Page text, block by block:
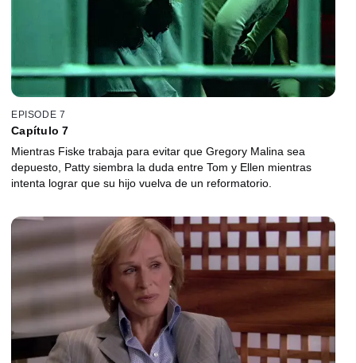
EPISODE 7
Capítulo 7
Mientras Fiske trabaja para evitar que Gregory Malina sea
depuesto, Patty siembra la duda entre Tom y Ellen mientras
intenta lograr que su hijo vuelva de un reformatorio.